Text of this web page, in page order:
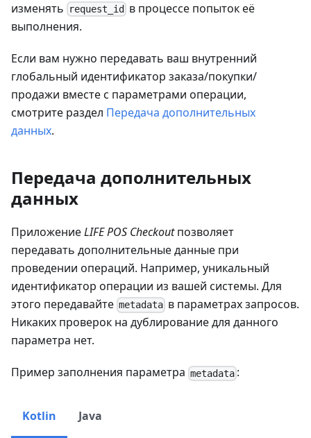
изменять
request_id
в процессе попыток её
выполнения.
Если вам нужно передавать ваш внутренний
глобальный идентификатор заказа/покупки/
продажи вместе с параметрами операции,
смотрите раздел Передача дополнительных
данных.
Передача дополнительных
данных
ПриложениеLIFE POS Checkoutпозволяет
передавать дополнительные данные при
проведении операций. Например, уникальный
идентификатор операции из вашей системы. Для
этого передавайте metadata в параметрах запросов.
Никаких проверок на дублирование для данного
параметра нет.
Пример заполнения параметра metadata :
Kotlin Java